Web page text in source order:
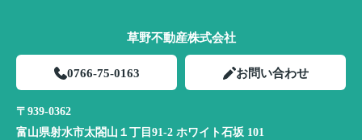
草野不動産株式会社
0766-75-0163 お問い合わせ
〒939-0362
富山県射水市太閤山１丁目91-2 ホワイト石坂 101